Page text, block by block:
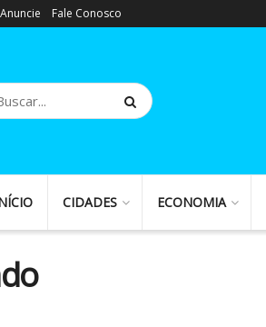
Anuncie Fale Conosco
CIDADES ECONOMIA